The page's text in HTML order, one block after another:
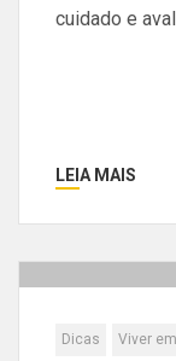
cuidado e
LEIA MAIS
Dicas Viver